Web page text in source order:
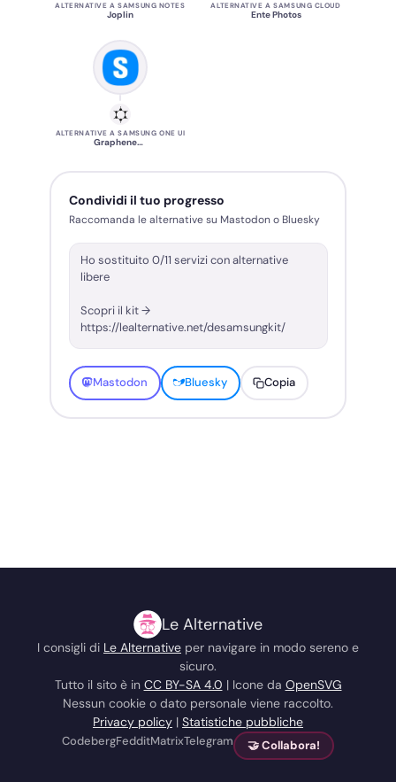
ALTERNATIVE A SAMSUNG NOTES
Joplin
ALTERNATIVE A SAMSUNG CLOUD
Ente Photos
ALTERNATIVE A SAMSUNG ONE UI
GrapheneOS
Condividi il tuo progresso
Raccomanda le alternative su Mastodon o Bluesky
Mastodon Bluesky Copia
Condividi
Le Alternative
I consigli di Le Alternative per navigare in modo sereno e
sicuro.
Tutto il sito è in CC BY-SA 4.0 | Icone da OpenSVG
Nessun cookie o dato personale viene raccolto.
Privacy policy | Statistiche pubbliche
CodebergFedditMatrixTelegram 🤝 Collabora!